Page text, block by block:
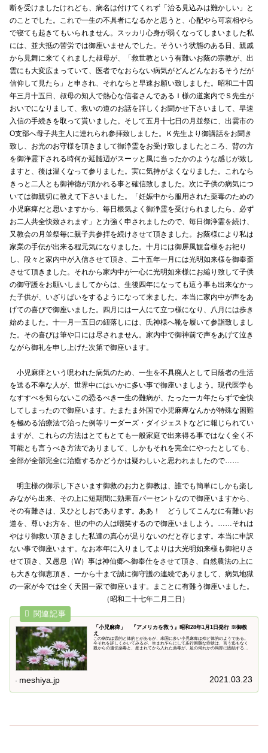
断を受けましたけれども、病名は付けてくれず「治る見込みは難かしい」と
のことでした。これで一生の不具者になるかと思うと、心配やら可哀相やら
で寝ても起きてもいられません。スッカリ心身が弱くなってしまいました私
には、並大抵の苦労では御座いませんでした。そういう状態のある日、親戚
から見舞に来てくれました叔母が、「救世教という有難いお蔭の宗教が、出
雲にも大変広まっていて、医者でなおらない病気がどんどんなおるそうだが
信仰して見たら」と申され、それならと早速お願い致しました。昭和二十四
年三月十五日、叔母の知人で熱心な信者さんであるＩ様の道案内でＳ先生が
おいでになりまして、救いの道のお話を詳しくお聞かせ下さいまして、早速
入信の手続きを取って貰いました。そして五月十七日の月並祭に、出雲市の
O支部へ母子共主人に連れられ参拝致しました。Ｋ先生より御講話をお聞き
致し、お光のお守様を頂きまして御浄霊をお受け致しましたところ、背の方
を御浄霊下される時何か延髄辺がスーッと風に当ったかのような感じが致し
ますと、後は温くなって参りました。実に気持がよくなりました。これなら
きっと二人とも御神徳が頂かれる事と確信致しました。次に子供の病気につ
いては御親切に教えて下さいました。「妊娠中から服用された薬毒のための
小児麻痺だと思いますから、毎日根気よく御浄霊を受けられましたら、必ず
お二人共全快致されます」と力強く申されましたので、毎日御浄霊を続け、
又教会の月並祭毎に親子共参拝を続けさせて頂きました。お蔭様により私は
家業の手伝が出来る程元気になりました。十月には御屏風観音様をお祀り
し、段々と家内中が入信させて頂き、二十五年一月には光明如来様を御奉斎
させて頂きました。それから家内中が一心に光明如来様にお縋り致して子供
の御守護をお願いしましてからは、生後四年になっても這う事も出来なかっ
た子供が、いざりばいをするようになって来ました。本当に家内中が声をあ
げての喜びで御座いました。四月には一人にて立つ様になり、八月には歩き
始めました。十一月一五日の紐落しには、氏神様へ靴を履いて参詣致しまし
た。その喜びは筆や口には尽されません。家内中で御神前で声をあげて泣き
ながら御礼を申し上げた次第で御座います。
小児麻痺という呪われた病気のため、一生を不具廃人として日蔭者の生活
を送る不幸な人が、世界中にはいかに多い事で御座いましよう。現代医学も
なすすべを知らないこの恐るべき一生の難病が、たった一カ年たらずで全快
してしまったので御座います。たまたま外国で小児麻痺なんかが特殊な困難
を極める治療法で治った例等リーダーズ・ダイジェストなどに報じられてい
ますが、これらの方法はとてもとても一般家庭で出来得る事ではなく全く不
可能とも言うべき方法でありまして、しかもそれを完全にやったとしても、
全部が全部完全に治癒するかどうかは疑わしいと思われましたので……
明主様の御示し下さいます御救のお力と御教は、誰でも簡単にしかも楽し
みながら出来、その上に短期間に効果百パーセントなので御座いますから、
その有難さは、又ひとしおであります。ああ！ どうしてこんなに有難いお
道を、尊いお方を、世の中の人は嘲笑するので御座いましよう。……それは
やはり御救い頂きました私達の真心が足りないのだと存じます。本当に申訳
ない事で御座います。なお本年に入りましてよりは大光明如来様も御祀りさ
せて頂き、又愚息（W）事は神仙郷へ御奉仕をさせて頂き、自然農法の上に
も大きな御恵頂き、一から十まで誠に御守護の連続でありまして、病気地獄
の一家が今では全く天国一家で御座います。まことに有難う御座いました。
（昭和二十七年二月二日）
「小児麻痺」 『アメリカを救う』昭和28年1月1日発行 ※御教
え
この病気は霊的と体的とがあるが、米国に多い小児麻痺は殆ど体的のようである。
今それを詳しくかいてみるが、生まれ乍らにして歩行困難な症状は、言う迄もなく
親からの遺伝薬毒と、産まれてから入れた薬毒が、足の何れかの局部に固結する為
meshiya.jp 2021.03.23